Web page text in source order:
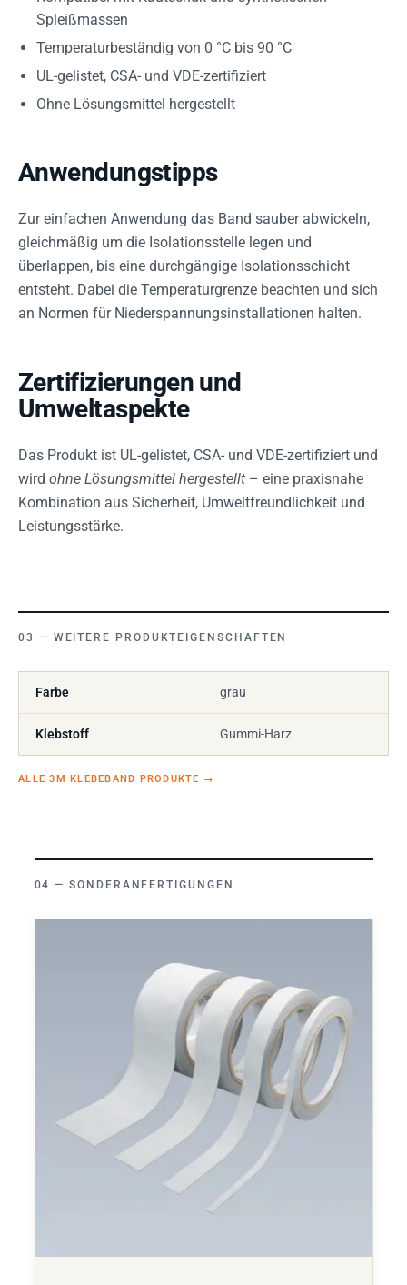
Spleißmassen
Temperaturbeständig von 0 °C bis 90 °C
UL-gelistet, CSA- und VDE-zertifiziert
Ohne Lösungsmittel hergestellt
Anwendungstipps
Zur einfachen Anwendung das Band sauber abwickeln,
gleichmäßig um die Isolationsstelle legen und
überlappen, bis eine durchgängige Isolationsschicht
entsteht. Dabei die Temperaturgrenze beachten und sich
an Normen für Niederspannungsinstallationen halten.
Zertifizierungen und
Umweltaspekte
Das Produkt ist UL-gelistet, CSA- und VDE-zertifiziert und
wird ohne Lösungsmittel hergestellt – eine praxisnahe
Kombination aus Sicherheit, Umweltfreundlichkeit und
Leistungsstärke.
WEITERE PRODUKTEIGENSCHAFTEN
Farbe grau
Klebstoff Gummi-Harz
ALLE 3M KLEBEBAND PRODUKTE →
SONDERANFERTIGUNGEN